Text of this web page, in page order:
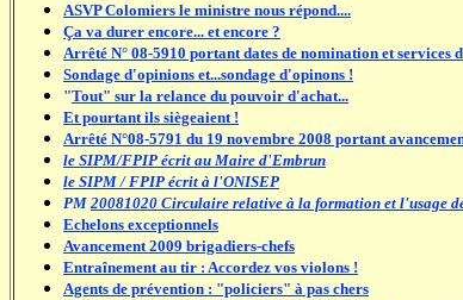
ASVP Colomiers le ministre nous répond....
Ça va durer encore... et encore ?
Arrêté N° 08-5910 portant dates de nomination et
Sondage d'opinions et...sondage d'opinons !
"Tout" sur la relance du pouvoir d'achat...
Et pourtant ils siègeaient !
Arrêté N°08-5791 du 19 novembre 2008 portant
le SIPM/FPIP écrit au Maire d'Embrun
le SIPM / FPIP écrit à l'ONISEP
PM 20081020 Circulaire relative à la formation et l'usage
Echelons exceptionnels
Avancement 2009 brigadiers-chefs
Entraînement au tir : Accordez vos violons !
Agents de prévention : "policiers" à pas chers